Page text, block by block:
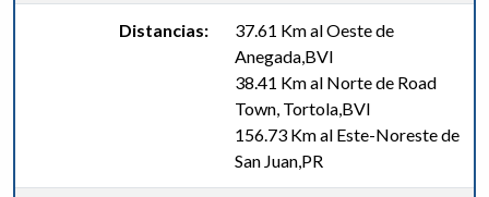
Distancias:
37.61 Km al Oeste de
Anegada,BVI
38.41 Km al Norte de Road
Town, Tortola,BVI
156.73 Km al Este-Noreste de
San Juan,PR